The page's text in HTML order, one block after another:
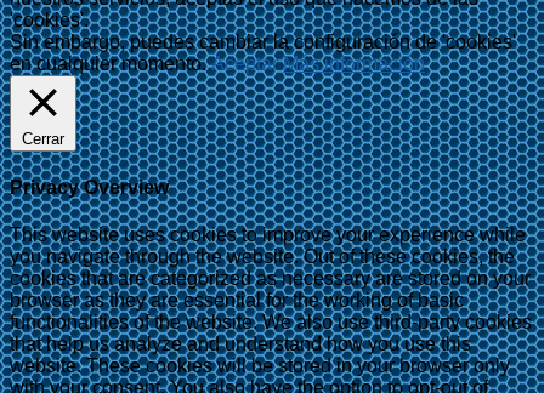
'cookies'.
Sin embargo, puedes cambiar la configuración de 'cookies'
en cualquier momento.Aceptar Más información
Cerrar
Privacy Overview
This website uses cookies to improve your experience while
you navigate through the website. Out of these cookies, the
cookies that are categorized as necessary are stored on your
browser as they are essential for the working of basic
functionalities of the website. We also use third-party cookies
that help us analyze and understand how you use this
website. These cookies will be stored in your browser only
with your consent. You also have the option to opt-out of